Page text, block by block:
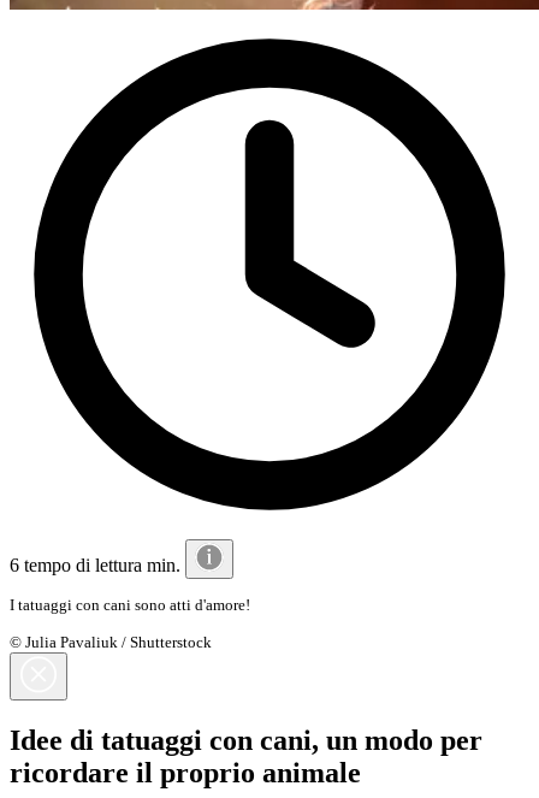
6 tempo di lettura min.
I tatuaggi con cani sono atti d'amore!
© Julia Pavaliuk / Shutterstock
Idee di tatuaggi con cani, un modo per
ricordare il proprio animale